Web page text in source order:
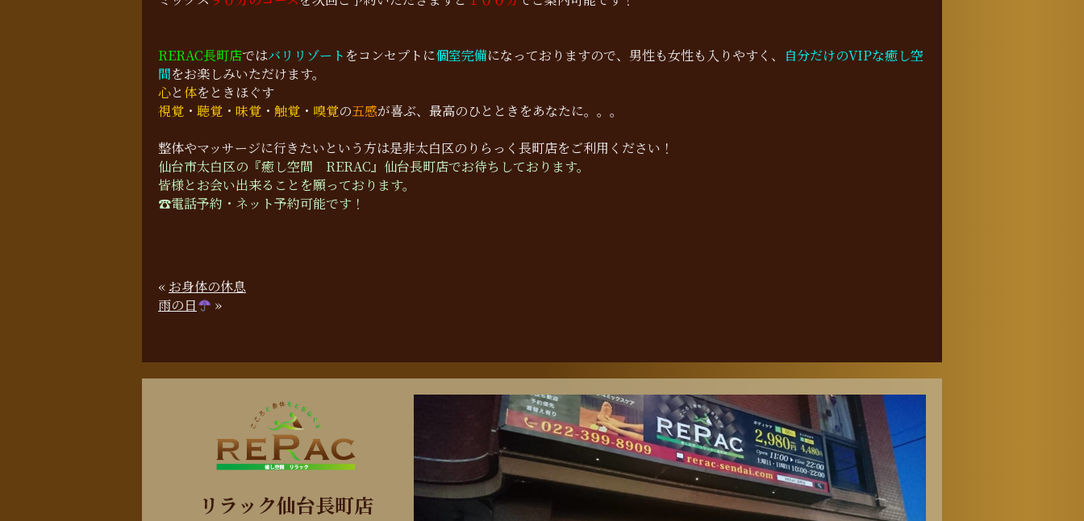
RERAC長町店ではバリリゾート をコンセプトに個室完備になっておりますので、男性も女性も入りやすく、
自分だけのVIPな癒し空
間をお楽しみいただけます。
心と体をときほぐす
視覚 ・ 聴覚 ・ 味覚 ・ 触覚 ・ 嗅覚の五感が喜ぶ、最高のひとときをあなたに。。。
整体やマッサージに行きたいという方は是非太白区のりらっく長町店をご利用ください！
仙台市太白区の『癒し空間 RERAC』仙台長町店でお待ちしております。
皆様とお会い出来ることを願っております。
☎︎電話予約・ネット予約可能です！
« お身体の休息
雨の日
»
リラック仙台長町店